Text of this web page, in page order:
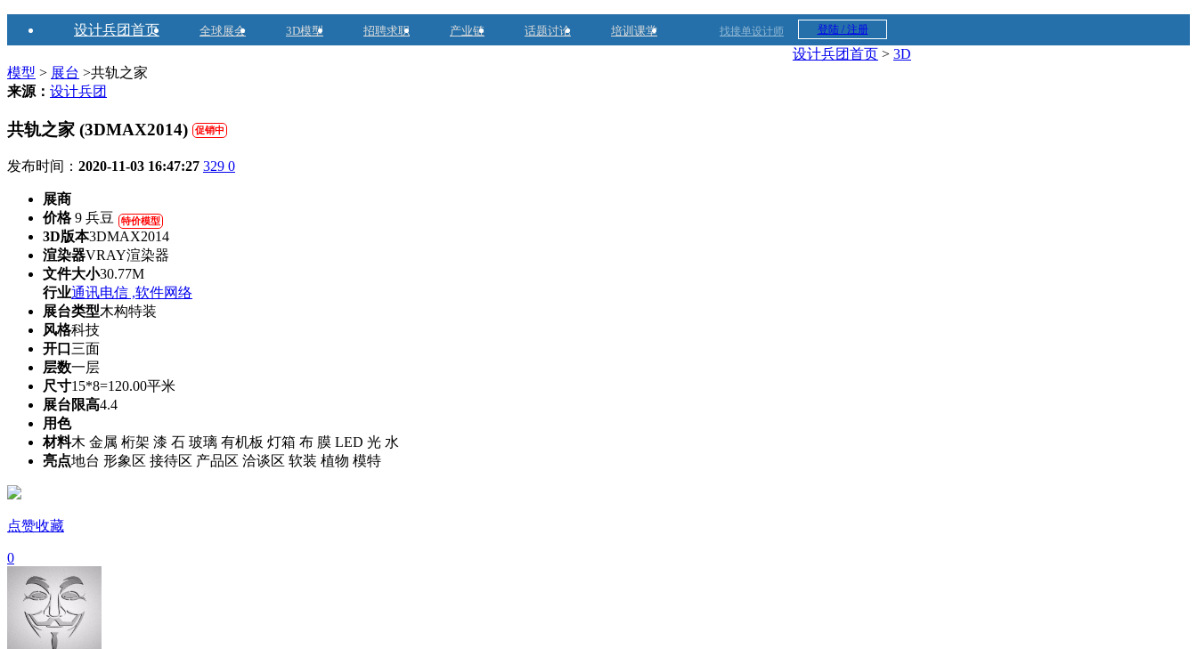
设计兵团首页 全球展会 3D模型 招聘求职 产业链 话题讨论 培训课堂 找接单设计师 登陆 / 注册
设计兵团首页 > 3D
模型 > 展台 >共轨之家
来源： 设计兵团
共轨之家 (3DMAX2014) 促销中
发布时间： 2020-11-03 16:47:27 329 0
展商
价格9 兵豆 特价模型
3D版本3DMAX2014
渲染器VRAY渲染器
文件大小30.77M
行业通讯电信 ,软件网络
展台类型木构特装
风格科技
开口 三面
层数一层
尺寸15*8=120.00平米
展台限高4.4
用色
材料木 金属 桁架 漆 石 玻璃 有机板 灯箱 布 膜 LED 光 水
亮点地台 形象区 接待区 产品区 洽谈区 软装 植物 模特
点赞收藏
0